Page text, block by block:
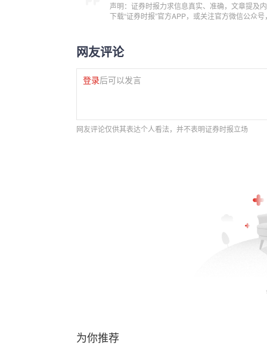
声明：证券时报力求信息真实、准确，文章提及
下载“证券时报”官方APP，或关注官方微信公众
网友评论
登录后可以发言
网友评论仅供其表达个人看法，并不表明证券时报立场
为你推荐